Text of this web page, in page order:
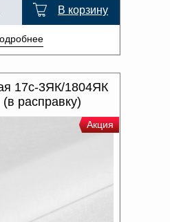
В корзину
17с-3ЯК/1804ЯК
расправку)
Акция